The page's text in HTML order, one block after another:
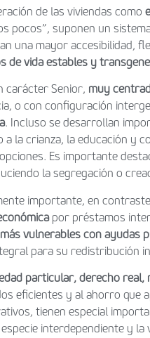
de las viviendas como
pocos”, suponen un
una mayor accesibilidad,
de vida estables y
carácter Senior, muy
o con configuración
. Incluso se desarrollan
a la crianza, la educación y
Es importante
la segregación o
importante, en
por préstamos
más vulnerables con ayudas
para su redistribución
particular, derecho real,
eficientes y al ahorro
tienen especial
interdependiente y